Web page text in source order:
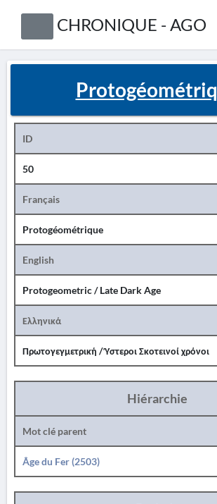
CHRONIQUE - AGO
ID
50
Français
Protogéométrique
English
Protogeometric / Late Dark Age
Ελληνικά
Πρωτογεγμετρική / Ύστεροι Σκοτεινοί χρόνοι
Hiérarchie
Mot clé parent
Âge du Fer (2503)